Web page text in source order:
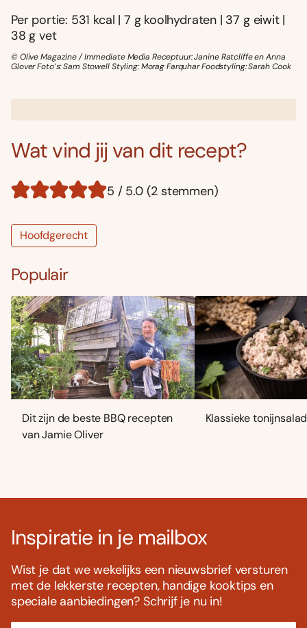
Per portie: 531 kcal | 7 g koolhydraten | 37 g eiwit |
38 g vet
© Olive Magazine / Immediate Media Receptuur: Janine Ratcliffe en Anna
Glover Foto’s: Sam Stowell Styling: Morag Farquhar Foodstyling: Sarah Cook
Wat vind jij van dit recept?
5 / 5.0 (2 stemmen)
Hoofdgerecht
Populair
Dit zijn de beste BBQ recepten
van Jamie Oliver
Klassieke
Inspiratie in je mailbox
Wist je dat we wekelijks een nieuwsbrief versturen
met de lekkerste recepten, handige kooktips en
speciale aanbiedingen? Schrijf je nu in!